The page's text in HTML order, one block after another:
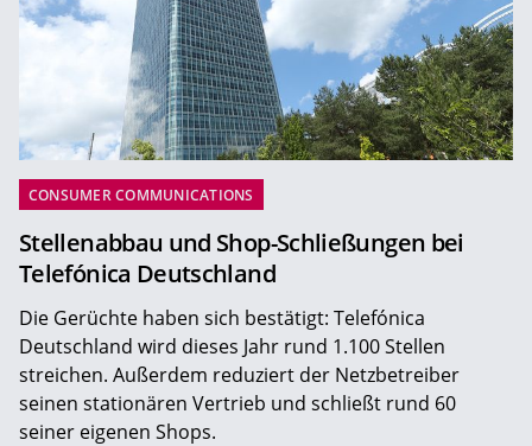
CONSUMER COMMUNICATIONS
Stellenabbau und Shop-Schließungen bei
Telefónica Deutschland
Die Gerüchte haben sich bestätigt: Telefónica
Deutschland wird dieses Jahr rund 1.100 Stellen
streichen. Außerdem reduziert der Netzbetreiber
seinen stationären Vertrieb und schließt rund 60
seiner eigenen Shops.